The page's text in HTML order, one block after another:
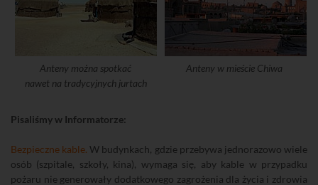
Anteny można spotkać
nawet na tradycyjnych jurtach
Anteny w mieście Chiwa
Pisaliśmy w Informatorze:
Bezpieczne kable. W budynkach, gdzie przebywa jednorazowo wiele
osób (szpitale, szkoły, kina), wymaga się, aby kable w przypadku
pożaru nie generowały dodatkowego zagrożenia dla życia i zdrowia